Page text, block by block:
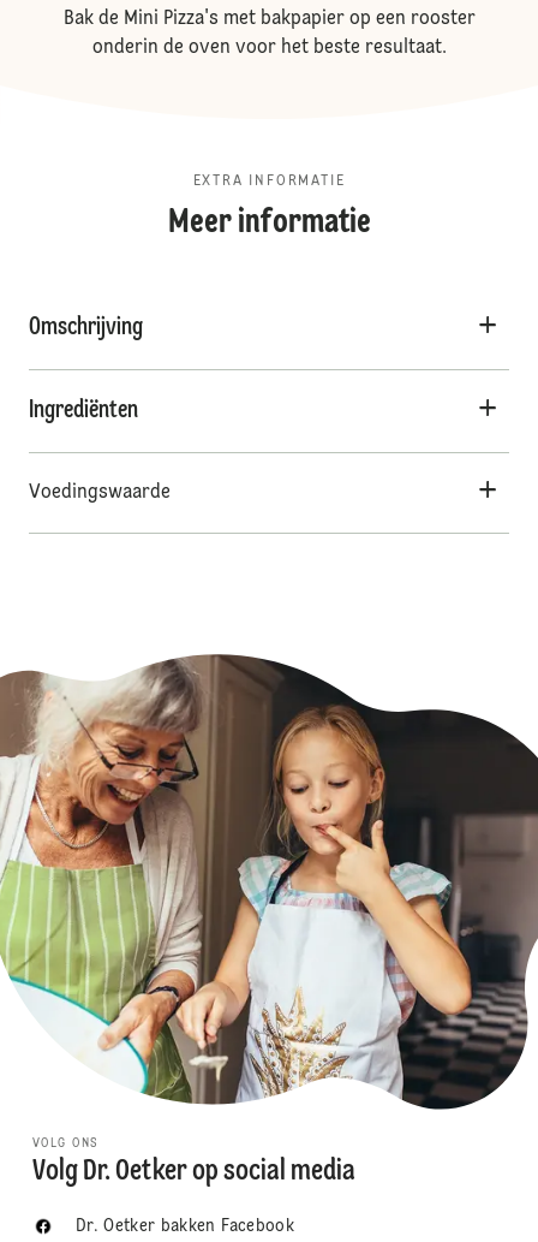
Bak de Mini Pizza's met bakpapier op een rooster
onderin de oven voor het beste resultaat.
EXTRA INFORMATIE
Meer informatie
Omschrijving
Ingrediënten
Voedingswaarde
VOLG ONS
Volg Dr. Oetker op social media
Dr. Oetker bakken Facebook